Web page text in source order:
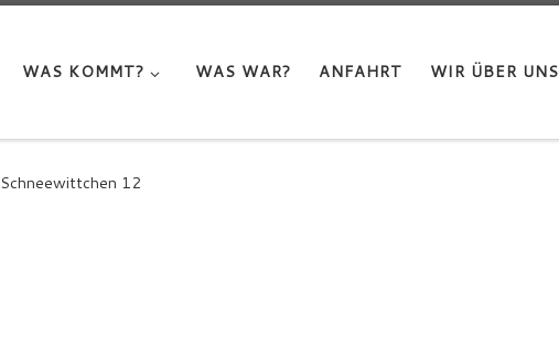
WAS KOMMT? WAS WAR? ANFAHRT WIR ÜBER UNS
Schneewittchen 12